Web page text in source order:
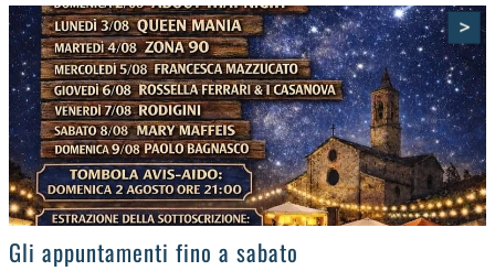
>
Gli eventi della settimana